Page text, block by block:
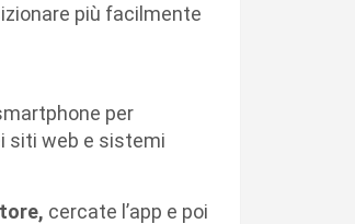
più facilmente
per
siti web e sistemi
cercate l’app e poi